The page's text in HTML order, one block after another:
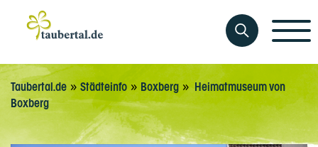
Taubertal.de »Städteinfo » Boxberg » Heimatmuseum von
Boxberg